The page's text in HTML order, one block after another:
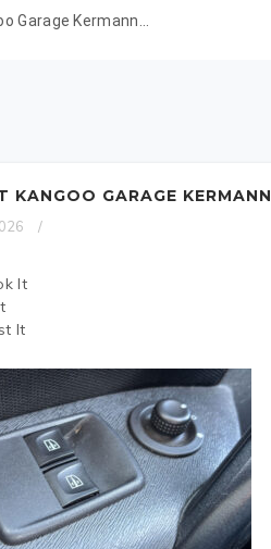
Garage Kermann...
KANGOO GARAGE
/
It
It